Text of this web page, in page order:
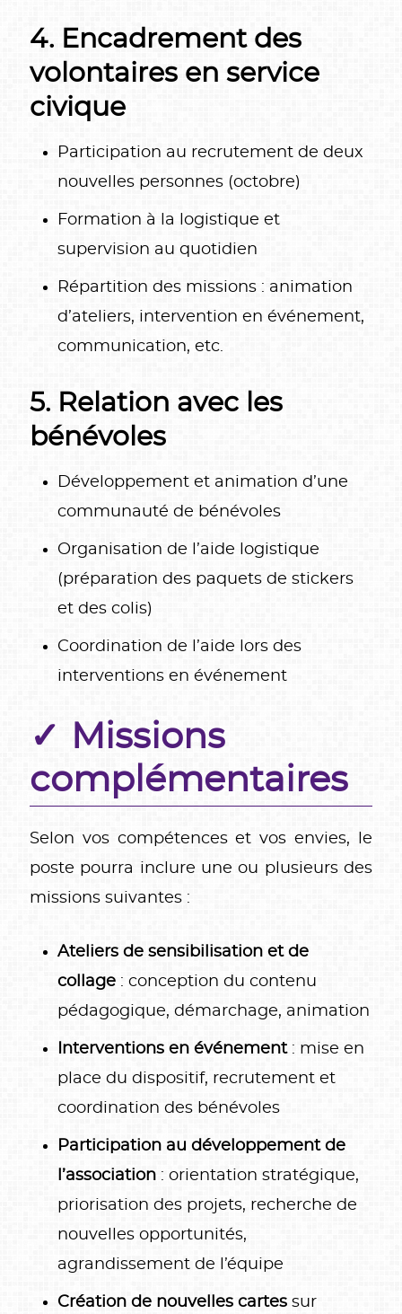
4. Encadrement des
volontaires en service
civique
Participation au recrutement de deux
nouvelles personnes (octobre)
Formation à la logistique et
supervision au quotidien
Répartition des missions : animation
d’ateliers, intervention en événement,
communication, etc.
5. Relation avec les
bénévoles
Développement et animation d’une
communauté de bénévoles
Organisation de l’aide logistique
(préparation des paquets de stickers
et des colis)
Coordination de l’aide lors des
interventions en événement
Missions
complémentaires
Selon vos compétences et vos envies, le
poste pourra inclure une ou plusieurs des
missions suivantes :
Ateliers de sensibilisation et de
collage: conception du contenu
pédagogique, démarchage, animation
Interventions en événement: mise en
place du dispositif, recrutement et
coordination des bénévoles
Participation au développement de
l’association: orientation stratégique,
priorisation des projets, recherche de
nouvelles opportunités,
agrandissement de l’équipe
Création de nouvelles cartessur